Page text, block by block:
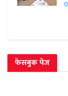
फेसबुक पेज